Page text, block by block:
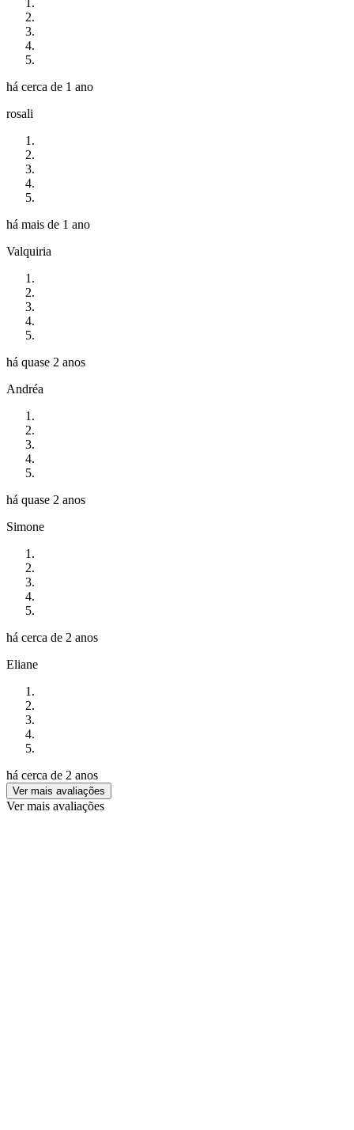
há cerca de 1 ano
rosali
há mais de 1 ano
Valquiria
há quase 2 anos
Andréa
há quase 2 anos
Simone
há cerca de 2 anos
Eliane
há cerca de 2 anos
Ver mais avaliações
Ver mais avaliações